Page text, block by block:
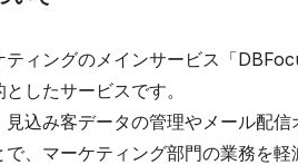
ティングのメインサービス「
したサービスです。
込み客データの管理やメール配
、マーケティング部門の業務を